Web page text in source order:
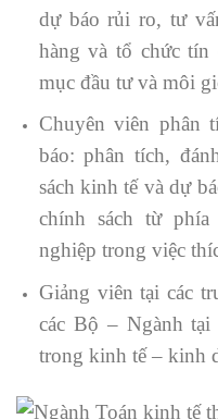
dự báo rủi ro, tư
hàng và tổ chức
mục đầu tư và môi
Chuyên viên phân
báo: phân tích,
sách kinh tế và dự
chính sách từ
nghiệp trong việc
Giảng viên tại các
các Bộ – Ngành
trong kinh tế – kinh